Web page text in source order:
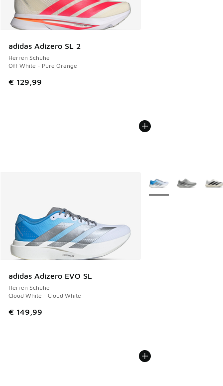
adidas Adizero SL 2
Herren Schuhe
Off White - Pure Orange
€ 129,99
adidas Adizero EVO SL
Herren Schuhe
Cloud White - Cloud White
€ 149,99
Weitere Farben